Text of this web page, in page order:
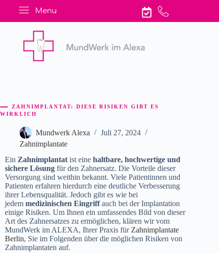
Menu
ZAHNIMPLANTAT: DIESE RISIKEN GIBT ES
WIRKLICH
Mundwerk Alexa
Juli 27, 2024
Zahnimplantate
Ein Zahnimplantat ist eine haltbare, hochwertige und
sichere Lösung für den Zahnersatz. Die Vorteile dieser
Versorgung sind weithin bekannt. Viele Patientinnen und
Patienten erfahren hierdurch eine deutliche Verbesserung
ihrer Lebensqualität. Jedoch gibt es wie bei
jedem medizinischen Eingriffauch bei der Implantation
einige Risiken. Um Ihnen ein umfassendes Bild von dieser
Art des Zahnersatzes zu ermöglichen, klären wir vom
MundWerk im ALEXA, Ihrer Praxis für Zahnimplantate
Berlin, Sie im Folgenden über die möglichen Risiken von
Zahnimplantaten auf.